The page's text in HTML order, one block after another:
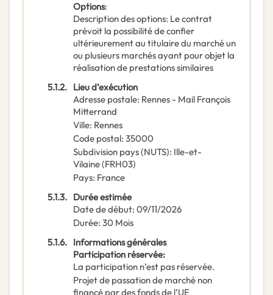
Options:
Description des options: Le contrat
prévoit la possibilité de confier
ultérieurement au titulaire du marché un
ou plusieurs marchés ayant pour objet la
réalisation de prestations similaires
5.1.2. Lieu d’exécution
Adresse postale: Rennes - Mail François
Mitterrand
Ville: Rennes
Code postal: 35000
Subdivision pays (NUTS): Ille-et-
Vilaine(FRH03)
Pays: France
5.1.3. Durée estimée
Date de début: 09/11/2026
Durée: 30 Mois
5.1.6. Informations générales
Participation réservée:
La participation n’est pas réservée.
Projet de passation de marché non
financé par des fonds de l’UE